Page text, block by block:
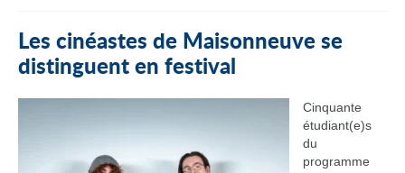
Les cinéastes de Maisonneuve se
distinguent en festival
Cinquante
étudiant(e)s
du
programme